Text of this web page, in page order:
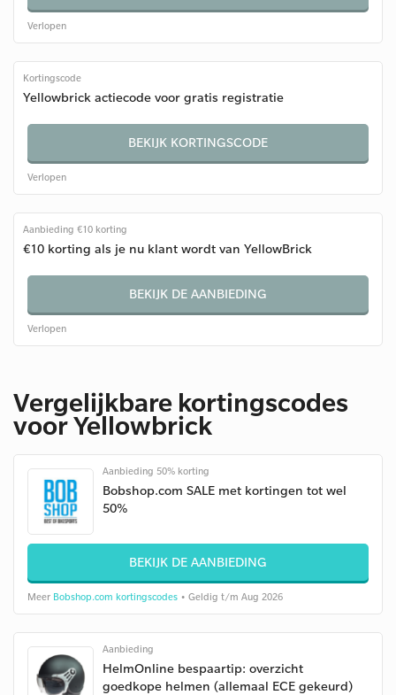
Verlopen
Kortingscode
Yellowbrick actiecode voor gratis registratie
BEKIJK KORTINGSCODE
Verlopen
Aanbieding €10 korting
€10 korting als je nu klant wordt van YellowBrick
BEKIJK DE AANBIEDING
Verlopen
Vergelijkbare kortingscodes
voor Yellowbrick
Aanbieding 50% korting
Bobshop.com SALE met kortingen tot wel
50%
BEKIJK DE AANBIEDING
Meer Bobshop.com kortingscodes • Geldig t/m Aug 2026
Aanbieding
HelmOnline bespaartip: overzicht
goedkope helmen (allemaal ECE gekeurd)